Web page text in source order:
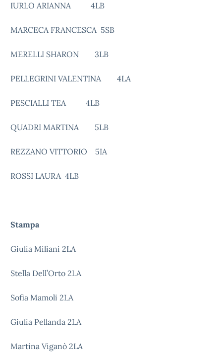
IURLO ARIANNA 4LB
MARCECA FRANCESCA 5SB
MERELLI SHARON 3LB
PELLEGRINI VALENTINA 4LA
PESCIALLI TEA 4LB
QUADRI MARTINA 5LB
REZZANO VITTORIO 5IA
ROSSI LAURA 4LB
Stampa
Giulia Miliani 2LA
Stella Dell’Orto 2LA
Sofia Mamoli 2LA
Giulia Pellanda 2LA
Martina Viganò 2LA